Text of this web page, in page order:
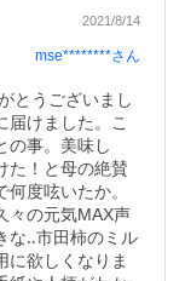
2021/8/14
mse********さん
とうございまし
届けました。こ
の事。美味し
た！と母の絶賛
度呟いたか。
々の元気MAX声
な‥市田柿のミル
欲しくなりま